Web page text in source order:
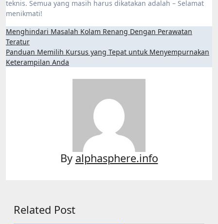
teknis. Semua yang masih harus dikatakan adalah – Selamat
menikmati!
Post
navigation
Menghindari Masalah Kolam Renang Dengan Perawatan
Teratur
Panduan Memilih Kursus yang Tepat untuk Menyempurnakan
Keterampilan Anda
By alphasphere.info
Related Post